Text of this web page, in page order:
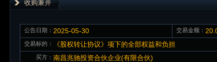
收购兼并
公告日期： 2025-05-30 交易金额：
交易标的： 《股权转让协议》项下的全部权益和负担
买方： 南昌兆驰投资合伙企业(有限合伙)